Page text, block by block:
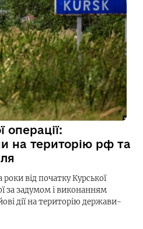
операції:
на територію рф та
від початку Курської
за задумом і виконанням
дії на територію держави-